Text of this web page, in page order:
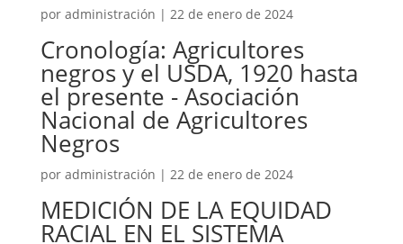
por administración | 22 de enero de 2024
Cronología: Agricultores
negros y el USDA, 1920 hasta
el presente - Asociación
Nacional de Agricultores
Negros
por administración | 22 de enero de 2024
MEDICIÓN DE LA EQUIDAD
RACIAL EN EL SISTEMA